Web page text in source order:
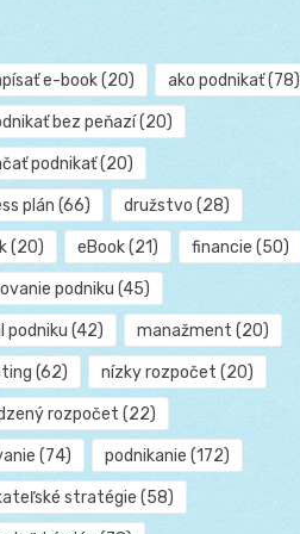
e-book(20) ako podnikať(78)
bez peňazí(20)
podnikať(20)
plán (66) družstvo (28)
(20) eBook(21) financie (50)
podniku (45)
podniku (42) manažment (20)
(62) nízky rozpočet (20)
rozpočet (22)
(74) podnikanie (172)
stratégie (58)